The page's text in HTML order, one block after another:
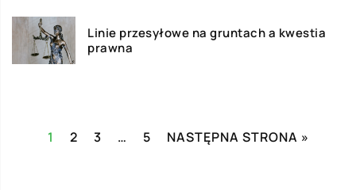
Linie przesyłowe na gruntach a kwestia
prawna
1 2 3 … 5 NASTĘPNA STRONA »